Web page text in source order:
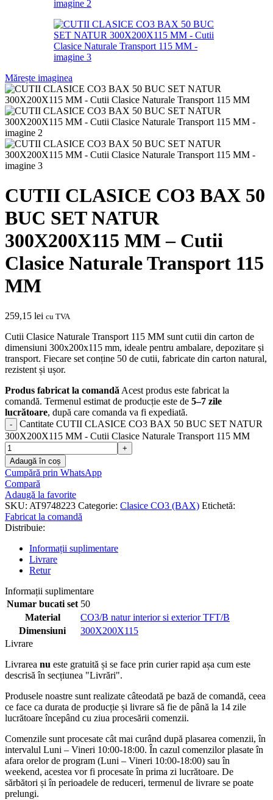
Mărește imaginea
CUTII CLASICE CO3 BAX 50
BUC SET NATUR
300X200X115 MM – Cutii
Clasice Naturale Transport 115
MM
259,15 lei cu TVA
Cutii Clasice Naturale Transport 115 MM sunt cutii din carton de
dimensiuni 300x200x115 mm, ideale pentru ambalare, depozitare și
transport. Fiecare set conține 50 de cutii, fabricate din carton natural,
rezistent și ușor.
Produs fabricat la comandă Acest produs este fabricat la
comandă. Termenul estimat de producție este de 5–7 zile
lucrătoare, după care comanda va fi expediată.
Cantitate CUTII CLASICE CO3 BAX 50 BUC SET NATUR
300X200X115 MM - Cutii Clasice Naturale Transport 115 MM
Adaugă în coș
Cumpără prin WhatsApp
Compară
Adaugă la favorite
SKU: AT9748223 Categorie: Clasice CO3 (BAX) Etichetă:
Fabricat la comandă
Distribuie:
Informații suplimentare
Livrare
Retur
Informații suplimentare
Numar bucati set 50
Material
CO3/B natur interior si exterior TFT/B
Dimensiuni
300X200X115
Livrare
Livrarea nu este gratuită și se face prin curier rapid așa cum este
descrisă în secțiunea "Livrări".
Produsele noastre sunt realizate câteodată pe bază de comandă, ceea
ce face ca durata de producție și livrare să fie de până la 14 zile
lucrătoare începând cu ziua procesării comenzii.
Comenzile sunt procesate cât mai curând după plasarea comenzii, în
intervalul Luni – Vineri 10:00-18:00. În cazul comenzilor plasate în
afara orelor de program (Luni – Vineri 10:00-18:00) sau în
weekend, acestea vor fi procesate în prima zi lucrătoare. De
sărbători și în perioadele de reduceri, termenul de livrare se poate
prelungi.